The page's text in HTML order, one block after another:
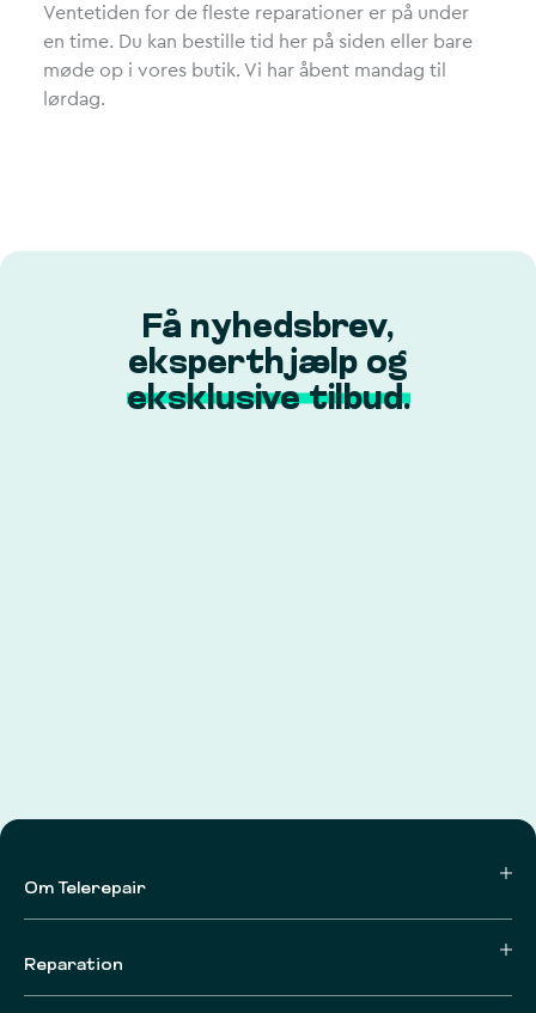
Ventetiden for de fleste reparationer er på under
en time. Du kan bestille tid her på siden eller bare
møde op i vores butik. Vi har åbent mandag til
lørdag.
Få nyhedsbrev,
eksperthjælp og
eksklusive tilbud.
Om Telerepair
Reparation